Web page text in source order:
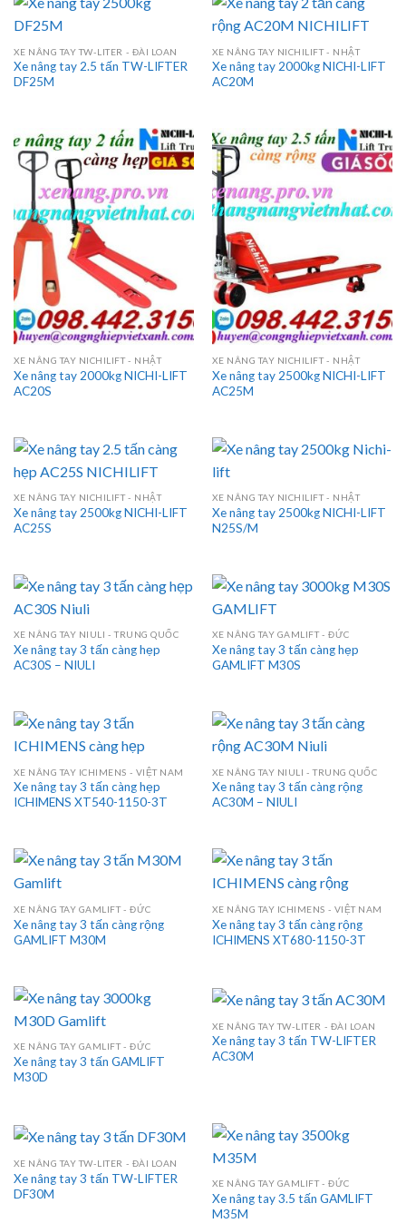
XE NÂNG TAY TW-LITER - ĐÀI LOAN
Xe nâng tay 2.5 tấn TW-LIFTER
DF25M
XE NÂNG TAY NICHILIFT - NHẬT
Xe nâng tay 2000kg NICHI-LIFT
AC20M
XE NÂNG TAY NICHILIFT - NHẬT
Xe nâng tay 2000kg NICHI-LIFT
AC20S
XE NÂNG TAY NICHILIFT - NHẬT
Xe nâng tay 2500kg NICHI-LIFT
AC25M
XE NÂNG TAY NICHILIFT - NHẬT
Xe nâng tay 2500kg NICHI-LIFT
AC25S
XE NÂNG TAY NICHILIFT - NHẬT
Xe nâng tay 2500kg NICHI-LIFT
N25S/M
XE NÂNG TAY NIULI - TRUNG QUỐC
Xe nâng tay 3 tấn càng hẹp
AC30S – NIULI
XE NÂNG TAY GAMLIFT - ĐỨC
Xe nâng tay 3 tấn càng hẹp
GAMLIFT M30S
XE NÂNG TAY ICHIMENS - VIỆT NAM
Xe nâng tay 3 tấn càng hẹp
ICHIMENS XT540-1150-3T
XE NÂNG TAY NIULI - TRUNG QUỐC
Xe nâng tay 3 tấn càng rộng
AC30M – NIULI
XE NÂNG TAY GAMLIFT - ĐỨC
Xe nâng tay 3 tấn càng rộng
GAMLIFT M30M
XE NÂNG TAY ICHIMENS - VIỆT NAM
Xe nâng tay 3 tấn càng rộng
ICHIMENS XT680-1150-3T
XE NÂNG TAY GAMLIFT - ĐỨC
Xe nâng tay 3 tấn GAMLIFT
M30D
XE NÂNG TAY TW-LITER - ĐÀI LOAN
Xe nâng tay 3 tấn TW-LIFTER
AC30M
XE NÂNG TAY TW-LITER - ĐÀI LOAN
Xe nâng tay 3 tấn TW-LIFTER
DF30M
XE NÂNG TAY GAMLIFT - ĐỨC
Xe nâng tay 3.5 tấn GAMLIFT
M35M